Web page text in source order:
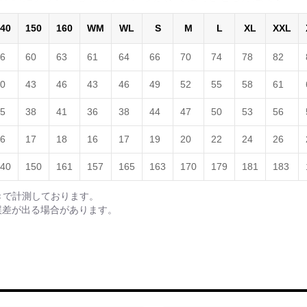
150 160 WM WL S M L XL XXL
60 63 61 64 66 70 74 78 82
43 46 43 46 49 52 55 58 61
38 41 36 38 44 47 50 53 56
17 18 16 17 19 20 22 24 26
150 161 157 165 163 170 179 181 183
計測しております。
が出る場合があります。